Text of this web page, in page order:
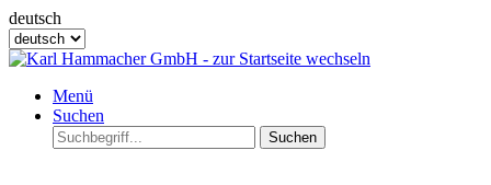
deutsch
Menü
Suchen
Suchen